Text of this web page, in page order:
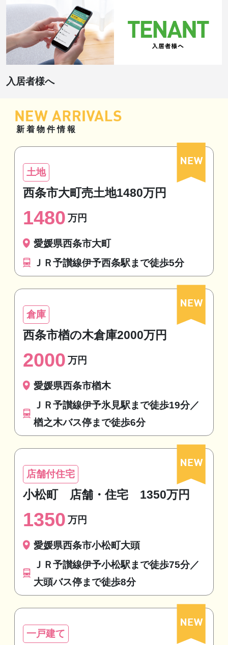
入居者様へ
新着物件情報
土地
西条市大町売土地1480万円
1480 万円
愛媛県西条市大町
ＪＲ予讃線伊予西条駅まで徒歩5分
倉庫
西条市楢の木倉庫2000万円
2000 万円
愛媛県西条市楢木
ＪＲ予讃線伊予氷見駅まで徒歩19分／
楢之木バス停まで徒歩6分
店舗付住宅
小松町 店舗・住宅 1350万円
1350 万円
愛媛県西条市小松町大頭
ＪＲ予讃線伊予小松駅まで徒歩75分／
大頭バス停まで徒歩8分
一戸建て